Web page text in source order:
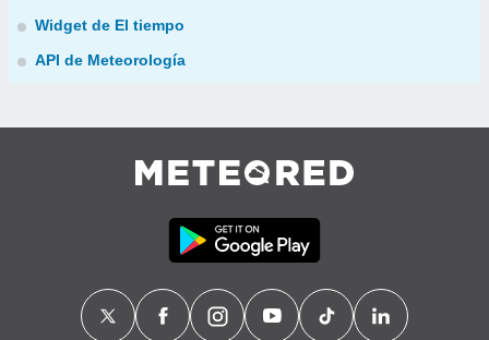
Widget de El tiempo
API de Meteorología